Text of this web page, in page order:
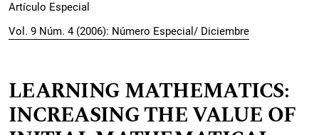
Artículo Especial
Vol. 9 Núm. 4 (2006): Número Especial/ Diciembre
LEARNING MATHEMATICS:
INCREASING THE VALUE OF